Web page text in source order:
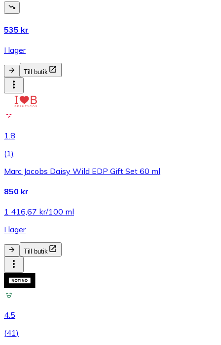
535 kr
I lager
Till butik
1.8
(1)
Marc Jacobs Daisy Wild EDP Gift Set 60 ml
850 kr
1 416,67 kr/100 ml
I lager
Till butik
4.5
(41)